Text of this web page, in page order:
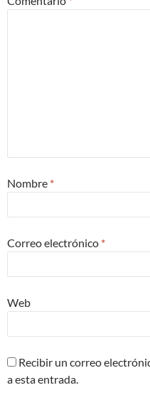
Nombre *
Correo electrónico *
Web
Recibir un correo
a esta entrada.